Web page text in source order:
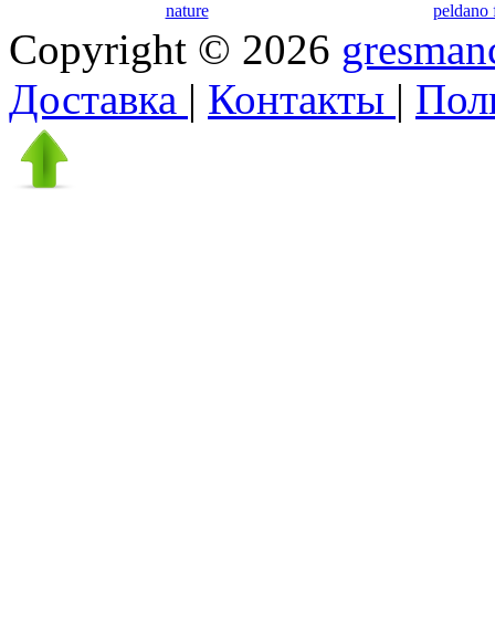
nature peldano
Copyright © 2026
Доставка | Контакты |